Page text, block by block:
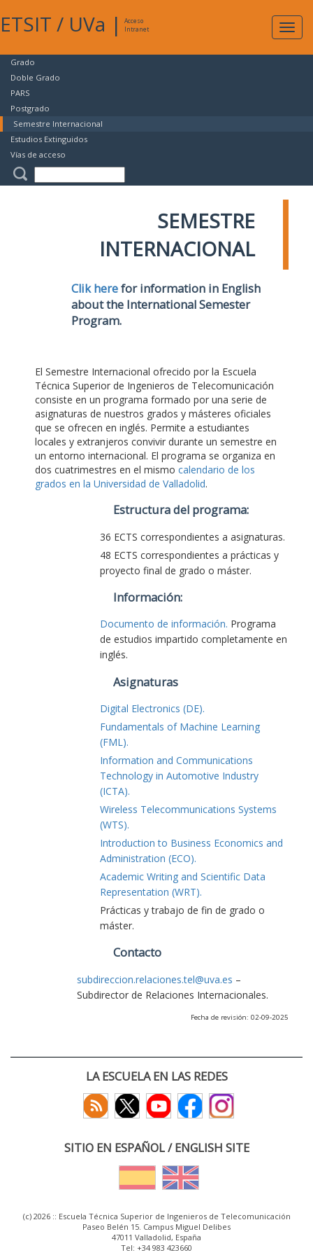
ETSIT / UVa |
Acceso
Intranet
Grado
Doble Grado
PARS
Postgrado
Semestre Internacional
Estudios Extinguidos
Vías de acceso
SEMESTRE
INTERNACIONAL
Clik herefor information in English
about the International Semester
Program.
El Semestre Internacional ofrecido por la Escuela
Técnica Superior de Ingenieros de Telecomunicación
consiste en un programa formado por una serie de
asignaturas de nuestros grados y másteres oficiales
que se ofrecen en inglés. Permite a estudiantes
locales y extranjeros convivir durante un semestre en
un entorno internacional. El programa se organiza en
dos cuatrimestres en el mismo calendario de los
grados en la Universidad de Valladolid.
Estructura del programa:
36 ECTS correspondientes a asignaturas.
48 ECTS correspondientes a prácticas y
proyecto final de grado o máster.
Información:
Documento de información. Programa
de estudios impartido completamente en
inglés.
Asignaturas
Digital Electronics (DE).
Fundamentals of Machine Learning
(FML).
Information and Communications
Technology in Automotive Industry
(ICTA).
Wireless Telecommunications Systems
(WTS).
Introduction to Business Economics and
Administration (ECO).
Academic Writing and Scientific Data
Representation (WRT).
Prácticas y trabajo de fin de grado o
máster.
Contacto
subdireccion.relaciones.tel@uva.es –
Subdirector de Relaciones Internacionales.
Fecha de revisión: 02-09-2025
LA ESCUELA EN LAS REDES
SITIO EN ESPAÑOL / ENGLISH SITE
(c) 2026 :: Escuela Técnica Superior de Ingenieros de Telecomunicación
Paseo Belén 15. Campus Miguel Delibes
47011 Valladolid, España
Tel: +34 983 423660